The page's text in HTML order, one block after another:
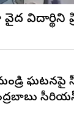
విద్యార్థిని
ఘటనపై